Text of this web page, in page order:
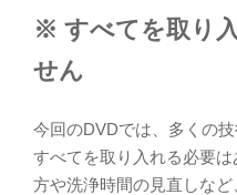
※ すべてを取り
せん
今回のDVDでは、多くの
すべてを取り入れる必要
方や洗浄時間の見直しなど